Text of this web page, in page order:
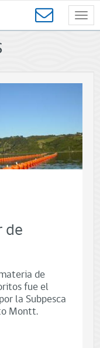
de
de
fue el
la Subpesca
Montt.